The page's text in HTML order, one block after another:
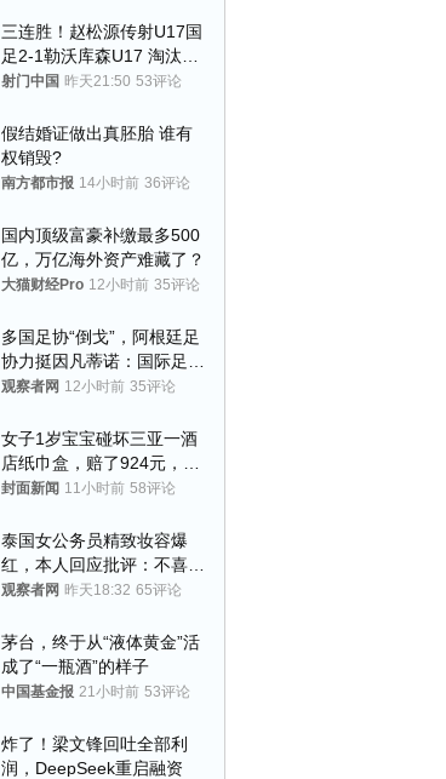
三连胜！赵松源传射U17国
足2-1勒沃库森U17 淘汰赛
将战河床
射门中国 昨天21:50 53评论
假结婚证做出真胚胎 谁有
权销毁?
南方都市报 14小时前 36评论
国内顶级富豪补缴最多500
亿，万亿海外资产难藏了？
大猫财经Pro 12小时前 35评论
多国足协“倒戈”，阿根廷足
协力挺因凡蒂诺：国际足联
今后应继续在其领导下前行
观察者网 12小时前 35评论
女子1岁宝宝碰坏三亚一酒
店纸巾盒，赔了924元，发
帖吐槽后酒店退还一半的
封面新闻 11小时前 58评论
泰国女公务员精致妆容爆
红，本人回应批评：不喜欢
就别看
观察者网 昨天18:32 65评论
茅台，终于从“液体黄金”活
成了“一瓶酒”的样子
中国基金报 21小时前 53评论
炸了！梁文锋回吐全部利
润，DeepSeek重启融资